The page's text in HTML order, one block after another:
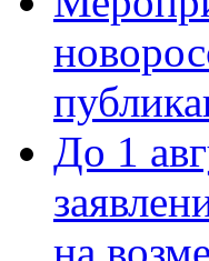
До 1
на